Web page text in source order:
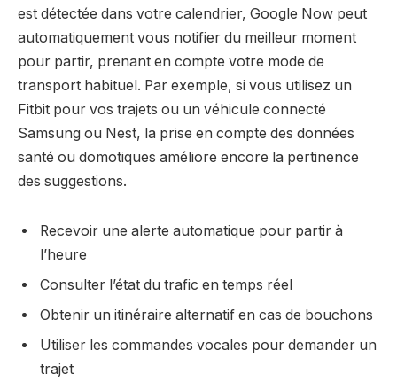
est détectée dans votre calendrier, Google Now peut
automatiquement vous notifier du meilleur moment
pour partir, prenant en compte votre mode de
transport habituel. Par exemple, si vous utilisez un
Fitbit pour vos trajets ou un véhicule connecté
Samsung ou Nest, la prise en compte des données
santé ou domotiques améliore encore la pertinence
des suggestions.
Recevoir une alerte automatique pour partir à
l’heure
Consulter l’état du trafic en temps réel
Obtenir un itinéraire alternatif en cas de bouchons
Utiliser les commandes vocales pour demander un
trajet